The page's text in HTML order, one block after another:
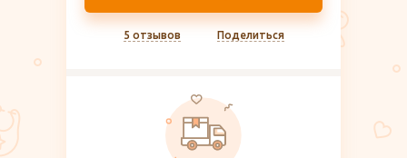
5 отзывов Поделиться